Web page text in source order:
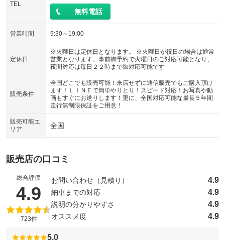
TEL
無料電話
営業時間 9:30～19:00
定休日
※火曜日は定休日となります。 ※火曜日が祝日の場合は通常
営業となります。事前御予約で火曜日のご対応可能となり、
夜間対応は毎日２２時まで御対応可能です
販売条件
全国どこでも販売可能！来店せずに通信販売でもご購入頂け
ます！ＬＩＮＥで簡単やりとり！スピード対応！お写真や動
画もすぐにお送りします！更に、全国対応可能な最長５年間
走行無制限保証をご用意！
販売可能エ
リア
全国
販売店の口コミ
総合評価
4.9 （5点満点中）
723件
お問い合わせ（見積り） 4.9
納車までの対応 4.9
説明の分かりやすさ 4.9
オススメ度 4.9
5.0